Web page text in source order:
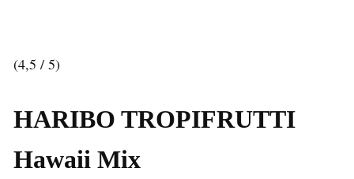
(4,5 / 5)
HARIBO TROPIFRUTTI
Hawaii Mix